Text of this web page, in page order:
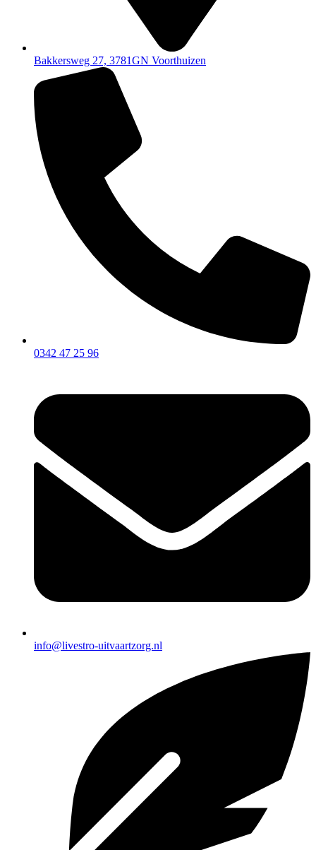
Bakkersweg 27, 3781GN Voorthuizen
0342 47 25 96
info@livestro-uitvaartzorg.nl